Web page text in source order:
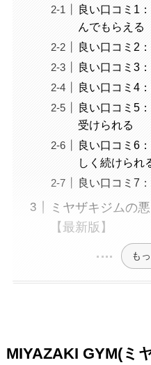
良い口コミ1
んでもらえる
良い口コミ2
良い口コミ3
良い口コミ4
良い口コミ5
受けられる
良い口コミ6
しく続けられ
良い口コミ7
ミヤザキジムの
【最新版】
も
MIYAZAKI GYM(ミ